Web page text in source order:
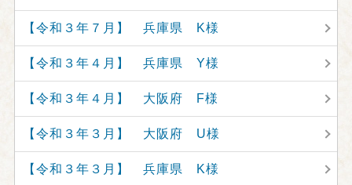
【令和３年７月】 兵庫県 K様
【令和３年４月】 兵庫県 Y様
【令和３年４月】 大阪府 F様
【令和３年３月】 大阪府 U様
【令和３年３月】 兵庫県 K様